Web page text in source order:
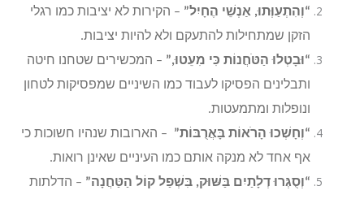
“וְהִתְעַוְּתוּ, אַנְשֵׁי הֶחָיִל” – הקירות לא יציבות כמו רגלי
הזקן שמתחילות להתעקם ולא להיות יציבות.
“וּבָטְלוּ הַטֹּחֲנוֹת כִּי מִעֵטוּ,” – המכשירים שטחנו חיטה
ותבלינים הפסיקו לעבוד כמו השיניים שמפסיקות לטחון
ונופלות ומתמעטות.
“וְחָשְׁכוּ הָרֹאוֹת בָּאֲרֻבּוֹת” – הארובות שנהיו חשוכות כי
אף אחד לא מנקה אותם כמו העיניים שאינן רואות.
“וְסֻגְּרוּ דְלָתַיִם בַּשּׁוּק, בִּשְׁפַל קוֹל הַטַּחֲנָה” – הדלתות